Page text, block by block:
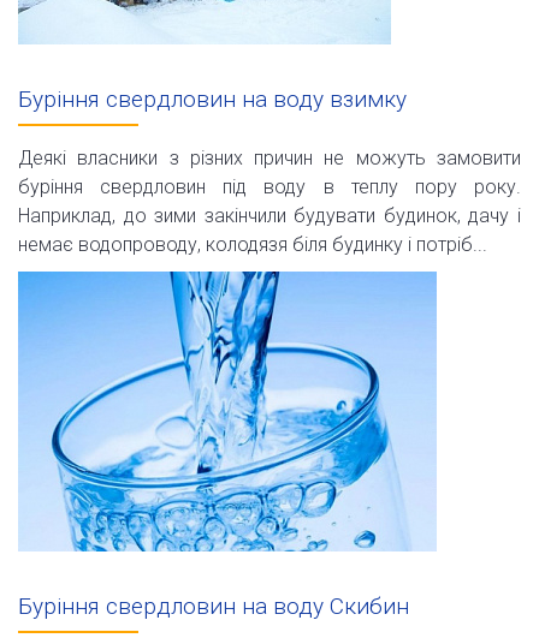
Буріння свердловин на воду взимку
Деякі власники з різних причин не можуть замовити
буріння свердловин під воду в теплу пору року.
Наприклад, до зими закінчили будувати будинок, дачу і
немає водопроводу, колодязя біля будинку і потріб...
Буріння свердловин на воду Скибин